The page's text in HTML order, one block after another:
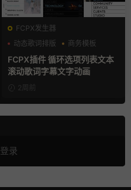
FCPX发生器
动态歌词排版
商务模板
字幕模板
FCPX插件 循环选项列表文本
滚动歌词字幕文字动画
2周前
登录